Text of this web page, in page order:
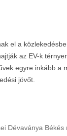
el a
az EV-k
egyre inkább a
jövőt.
Dévaványa Békés